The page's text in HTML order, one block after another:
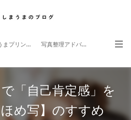
”しまうまプリント”サイト 写真整理アドバイザー
「自己肯定感」を
め写】のすすめ